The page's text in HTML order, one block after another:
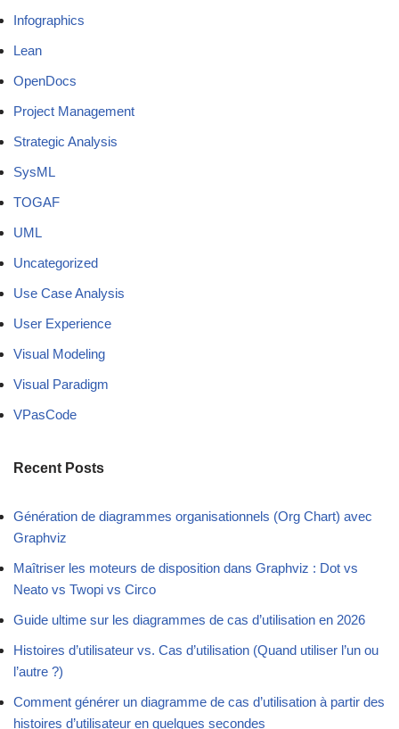
Infographics
Lean
OpenDocs
Project Management
Strategic Analysis
SysML
TOGAF
UML
Uncategorized
Use Case Analysis
User Experience
Visual Modeling
Visual Paradigm
VPasCode
Recent Posts
Génération de diagrammes organisationnels (Org Chart) avec
Graphviz
Maîtriser les moteurs de disposition dans Graphviz : Dot vs
Neato vs Twopi vs Circo
Guide ultime sur les diagrammes de cas d’utilisation en 2026
Histoires d’utilisateur vs. Cas d’utilisation (Quand utiliser l’un ou
l’autre ?)
Comment générer un diagramme de cas d’utilisation à partir des
histoires d’utilisateur en quelques secondes